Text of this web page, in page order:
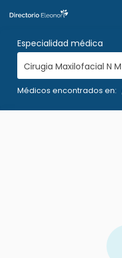
Especialidad médica
Cirugia Maxilofacial N M
Médicos encontrados en: